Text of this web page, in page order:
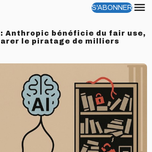
S'ABONNER
Menu
: Anthropic bénéficie du fair use,
le piratage de milliers